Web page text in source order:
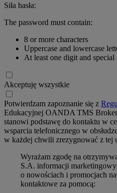
Siła hasła:
The password must contain:
8 or more characters
Uppercase and lowercase
At least one digit and special
Akceptuję wszystkie
Potwierdzam zapoznanie się z
Edukacyjnej OANDA TMS
stanowi podstawę do kontaktu w
wsparcia telefonicznego w
w każdej chwili zrezygnować z tej
Wyrażam zgodę na
S.A. informacji
o nowościach i promocjach
kontaktowe za pomocą: